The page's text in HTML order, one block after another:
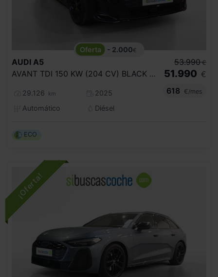
- 2.000€
AUDI A5
AVANT TDI 150 KW (204 CV) BLACK LINE
29.126 km
2025
Automático
Diésel
53.990 €
51.990 €
618
€/mes
ECO